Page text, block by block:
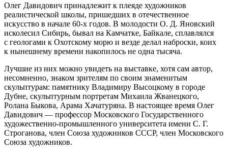
Олег Давидович принадлежит к плеяде художников
реалистической школы, пришедших в отечественное
искусство в начале 60-х годов. В молодости О. Д. Яновский
исколесил Сибирь, бывал на Камчатке, Байкале, сплавлялся
с геологами к Охотскому морю и везде делал наброски, коих
к нынешнему времени накопилось не одна тысяча.
Лучшие из них можно увидеть на выставке, хотя сам автор,
несомненно, знаком зрителям по своим знаменитым
скульптурам: памятнику Владимиру Высоцкому в городе
Дубне, скульптурным портретам Михаила Жванецкого,
Ролана Быкова, Арама Хачатуряна. В настоящее время Олег
Давидович — профессор Московского Государственного
художественно-промышленного университета имени С. Г.
Строганова, член Союза художников СССР, член Московского
Союза художников.